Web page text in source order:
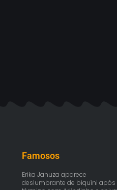
Famosos
Erika Januza aparece
deslumbrante de biquíni após